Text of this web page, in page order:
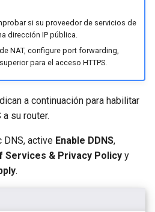
si su proveedor de servicios de
dirección IP pública.
NAT, configure port forwarding,
para el acceso HTTPS.
a continuación para habilitar
su router.
DNS, active Enable DDNS,
Services & Privacy Policy y
.